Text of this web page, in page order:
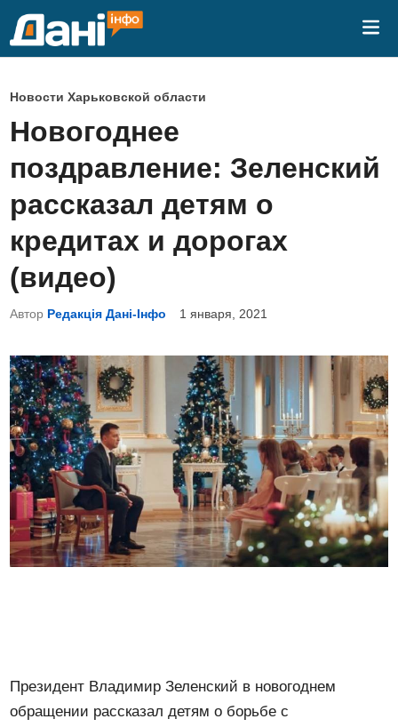
О
п
у
б
л
и
к
о
в
а
о
в
Новости Харьковской области
Новогоднее
поздравление: Зеленский
рассказал детям о
кредитах и ​​дорогах
(видео)
Автор Редакція Дані-Інфо 1 января, 2021
Президент Владимир Зеленский в новогоднем
обращении рассказал детям о борьбе с